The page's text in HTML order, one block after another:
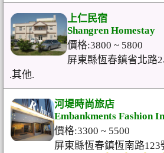
上仁民宿
Shangren Homestay
價格:3800 ~ 5800
屏東縣恆春鎮省北路
.其他.
河堤時尚旅店
Embankments Fashion
價格:3300 ~ 5500
屏東縣恆春鎮恆南路123